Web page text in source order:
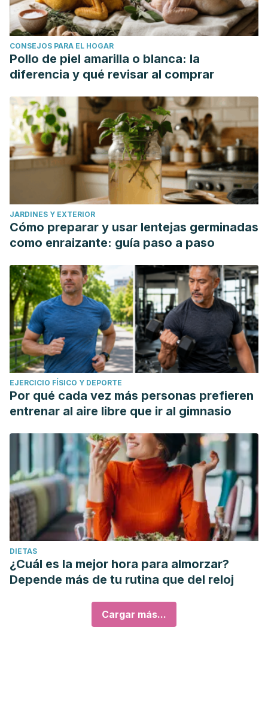
CONSEJOS PARA EL HOGAR
Pollo de piel amarilla o blanca: la
diferencia y qué revisar al comprar
JARDINES Y EXTERIOR
Cómo preparar y usar lentejas germinadas
como enraizante: guía paso a paso
EJERCICIO FÍSICO Y DEPORTE
Por qué cada vez más personas prefieren
entrenar al aire libre que ir al gimnasio
DIETAS
¿Cuál es la mejor hora para almorzar?
Depende más de tu rutina que del reloj
Cargar más...